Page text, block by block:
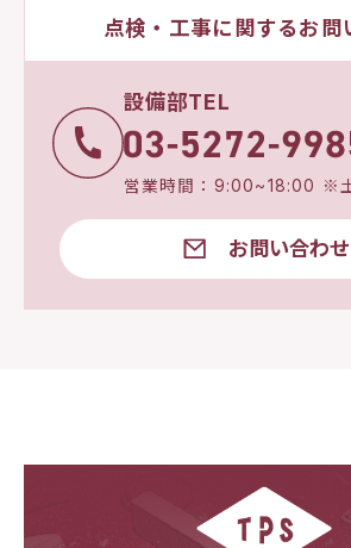
点検・工事に関するお問
設備部TEL
営業時間：9:00~18:00 ※
お問い合わせ